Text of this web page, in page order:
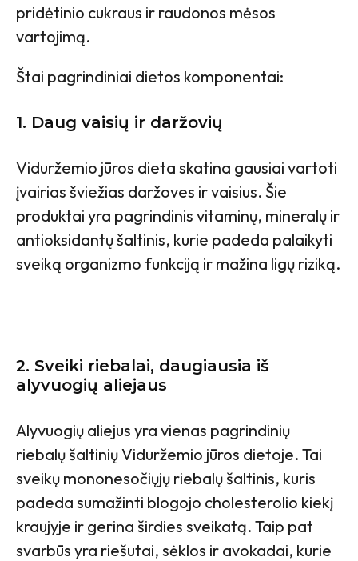
pridėtinio cukraus ir raudonos mėsos
vartojimą.
Štai pagrindiniai dietos komponentai:
1. Daug vaisių ir daržovių
Viduržemio jūros dieta skatina gausiai vartoti
įvairias šviežias daržoves ir vaisius. Šie
produktai yra pagrindinis vitaminų, mineralų ir
antioksidantų šaltinis, kurie padeda palaikyti
sveiką organizmo funkciją ir mažina ligų riziką.
2. Sveiki riebalai, daugiausia iš
alyvuogių aliejaus
Alyvuogių aliejus yra vienas pagrindinių
riebalų šaltinių Viduržemio jūros dietoje. Tai
sveikų mononesočiųjų riebalų šaltinis, kuris
padeda sumažinti blogojo cholesterolio kiekį
kraujyje ir gerina širdies sveikatą. Taip pat
svarbūs yra riešutai, sėklos ir avokadai, kurie